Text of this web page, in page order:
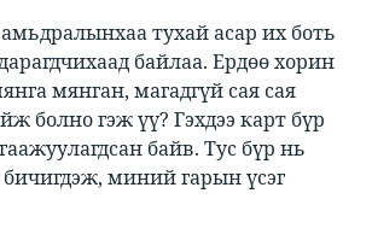
тухай асар их боть
байлаа. Ердөө хорин
мянган, магадгүй сая сая
болно гэж үү? Гэхдээ карт бүр
байв. Тус бүр нь
миний гарын үсэг